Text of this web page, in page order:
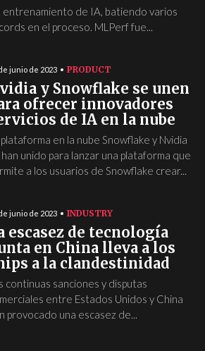
entrenamiento de IA, batiendo varios
en el proceso. MLPerf fue...
junio de 2023 PRODUCT
y Snowflake se unen
ofrecer innovadores
de IA en la nube
plataforma en la nube Snowflake y Nvidia
han unido para lanzar una plataforma que
a los usuarios de Snowflake crear...
junio de 2023 INDUSTRY
escasez de tecnología
en China lleva a los
a la clandestinidad
continuas sanciones y disputas
entre Estados Unidos y China
provocado una escasez de...